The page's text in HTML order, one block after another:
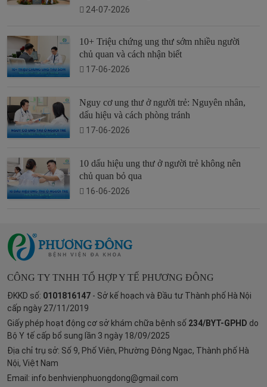
24-07-2026
10+ Triệu chứng ung thư sớm nhiều người
chủ quan và cách nhận biết
17-06-2026
Nguy cơ ung thư ở người trẻ: Nguyên nhân,
dấu hiệu và cách phòng tránh
17-06-2026
10 dấu hiệu ung thư ở người trẻ không nên
chủ quan bỏ qua
16-06-2026
CÔNG TY TNHH TỔ HỢP Y TẾ PHƯƠNG ĐÔNG
ĐKKD số: 0101816147 - Sở kế hoạch và Đầu tư Thành phố Hà Nội
cấp ngày 27/11/2019
Giấy phép hoạt động cơ sở khám chữa bệnh số 234/BYT-GPHD do
Bộ Y tế cấp bổ sung lần 3 ngày 18/09/2025
Địa chỉ trụ sở: Số 9, Phố Viên, Phường Đông Ngạc, Thành phố Hà
Nội, Việt Nam
Email: info.benhvienphuongdong@gmail.com